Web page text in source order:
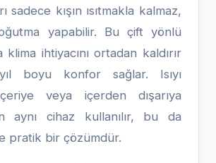
sadece kışın ısıtmakla kalmaz,
yapabilir. Bu çift yönlü
ihtiyacını ortadan kaldırır
boyu konfor sağlar. Isıyı
veya içerden dışarıya
aynı cihaz kullanılır, bu da
pratik bir çözümdür.